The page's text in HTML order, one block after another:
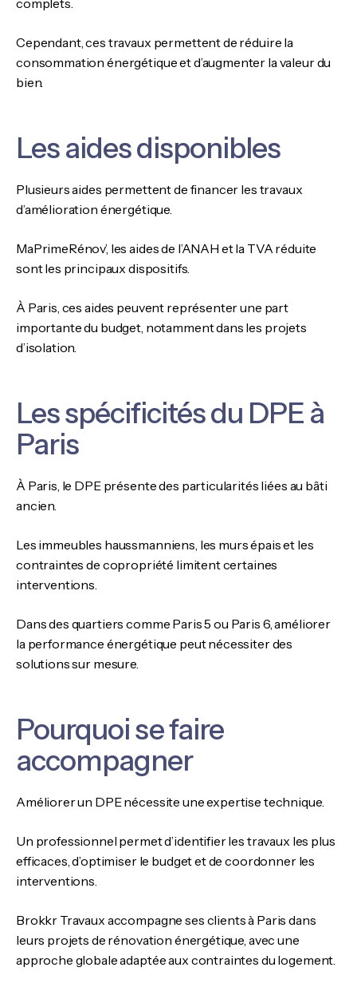
complets.
Cependant, ces travaux permettent de réduire la
consommation énergétique et d’augmenter la valeur du
bien.
Les aides disponibles
Plusieurs aides permettent de financer les travaux
d’amélioration énergétique.
MaPrimeRénov’, les aides de l’ANAH et la TVA réduite
sont les principaux dispositifs.
À Paris, ces aides peuvent représenter une part
importante du budget, notamment dans les projets
d’isolation.
Les spécificités du DPE à
Paris
À Paris, le DPE présente des particularités liées au bâti
ancien.
Les immeubles haussmanniens, les murs épais et les
contraintes de copropriété limitent certaines
interventions.
Dans des quartiers comme Paris 5 ou Paris 6, améliorer
la performance énergétique peut nécessiter des
solutions sur mesure.
Pourquoi se faire
accompagner
Améliorer un DPE nécessite une expertise technique.
Un professionnel permet d’identifier les travaux les plus
efficaces, d’optimiser le budget et de coordonner les
interventions.
Brokkr Travaux accompagne ses clients à Paris dans
leurs projets de rénovation énergétique, avec une
approche globale adaptée aux contraintes du logement.